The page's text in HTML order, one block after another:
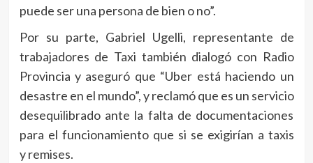
puede ser una persona de bien o no”.
Por su parte, Gabriel Ugelli, representante de
trabajadores de Taxi también dialogó con Radio
Provincia y aseguró que “Uber está haciendo un
desastre en el mundo”, y reclamó que es un servicio
desequilibrado ante la falta de documentaciones
para el funcionamiento que si se exigirían a taxis
y remises.